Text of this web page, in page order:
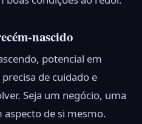
nascido
potencial em
de cuidado e
Seja um negócio, uma
de si mesmo.